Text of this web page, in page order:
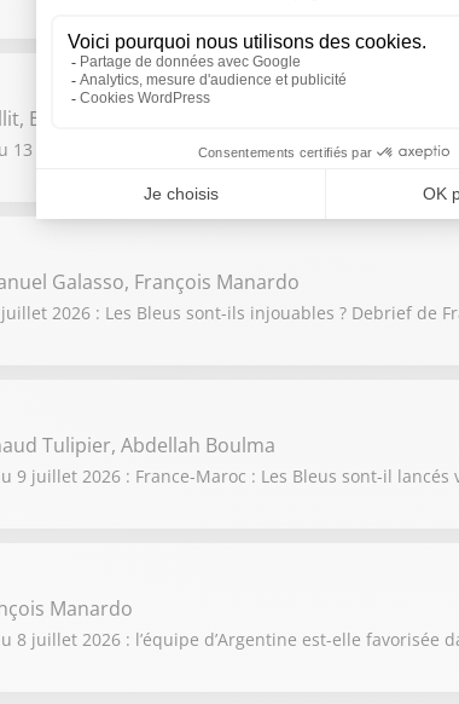
Emmanuel Galasso
juillet 2026 : France - Espagne : du 50-50 ?
Galasso, François Manardo
2026 : Les Bleus sont-ils injouables ? Debrief de
Tulipier, Abdellah Boulma
juillet 2026 : France-Maroc : Les Bleus sont-il lancés
Manardo
juillet 2026 : l’équipe d’Argentine est-elle favorisée